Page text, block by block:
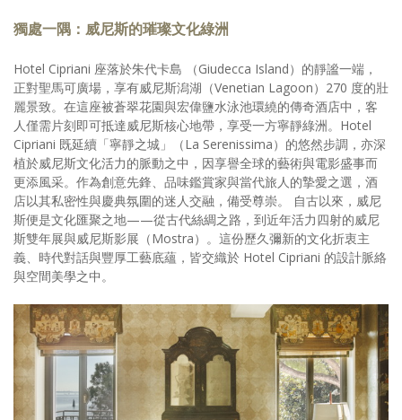
獨處一隅：威尼斯的璀璨文化綠洲
Hotel Cipriani 座落於朱代卡島 （Giudecca Island）的靜謐一端，
正對聖馬可廣場，享有威尼斯潟湖（Venetian Lagoon）270 度的壯
麗景致。在這座被蒼翠花園與宏偉鹽水泳池環繞的傳奇酒店中，客
人僅需片刻即可抵達威尼斯核心地帶，享受一方寧靜綠洲。Hotel
Cipriani 既延續「寧靜之城」（La Serenissima）的悠然步調，亦深
植於威尼斯文化活力的脈動之中，因享譽全球的藝術與電影盛事而
更添風采。作為創意先鋒、品味鑑賞家與當代旅人的摯愛之選，酒
店以其私密性與慶典氛圍的迷人交融，備受尊崇。 自古以來，威尼
斯便是文化匯聚之地——從古代絲綢之路，到近年活力四射的威尼
斯雙年展與威尼斯影展（Mostra）。這份歷久彌新的文化折衷主
義、時代對話與豐厚工藝底蘊，皆交織於 Hotel Cipriani 的設計脈絡
與空間美學之中。